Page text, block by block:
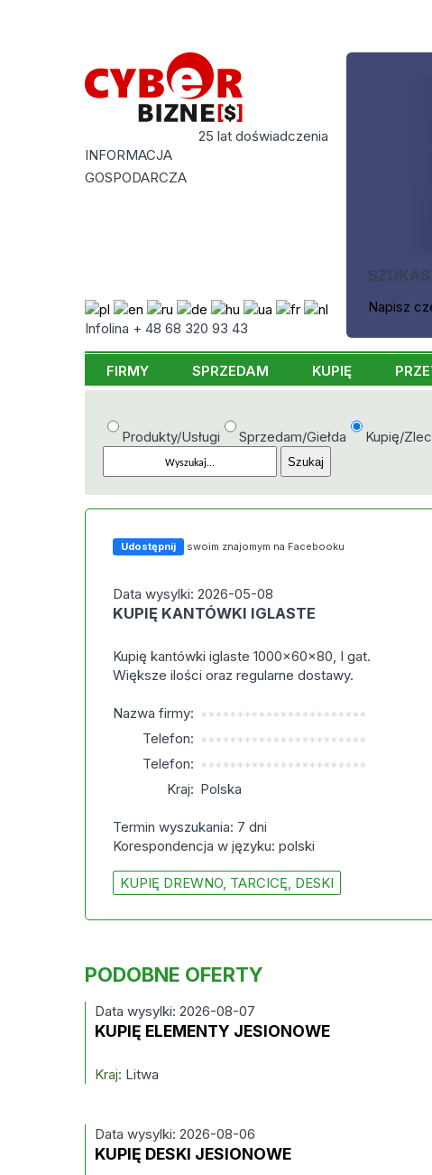
25 lat doświadczenia
INFORMACJA
GOSPODARCZA
Infolina + 48 68 320 93 43
Napisz
FIRMY SPRZEDAM KUPIĘ
Produkty/Usługi Sprzedam/Giełda Kupię/
Udostępnij swoim znajomym na Facebooku
Data wysylki: 2026-05-08
KUPIĘ KANTÓWKI IGLASTE
Kupię kantówki iglaste 1000×60×80, I gat.
Większe ilości oraz regularne dostawy.
Nazwa firmy: ***********************
Telefon: ***********************
Telefon: ***********************
Kraj: Polska
Termin wyszukania: 7 dni
Korespondencja w języku: polski
KUPIĘ DREWNO, TARCICĘ, DESKI
PODOBNE OFERTY
Data wysylki: 2026-08-07
KUPIĘ ELEMENTY JESIONOWE
Kraj: Litwa
Data wysylki: 2026-08-06
KUPIĘ DESKI JESIONOWE